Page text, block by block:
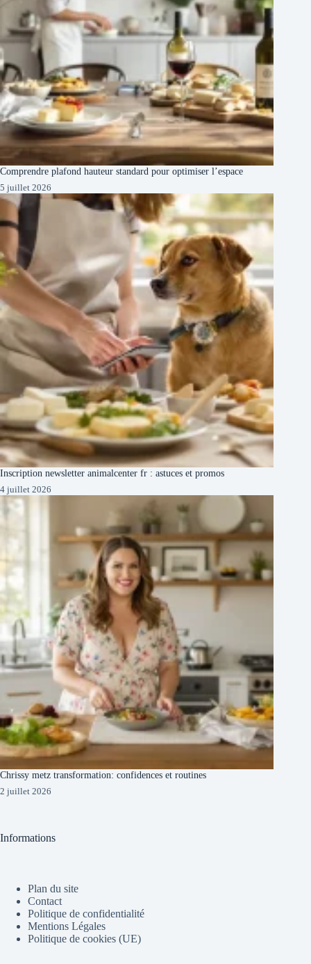
Comprendre plafond hauteur standard pour optimiser l’espace
5 juillet 2026
Inscription newsletter animalcenter fr : astuces et promos
4 juillet 2026
Chrissy metz transformation: confidences et routines
2 juillet 2026
Informations
Plan du site
Contact
Politique de confidentialité
Mentions Légales
Politique de cookies (UE)